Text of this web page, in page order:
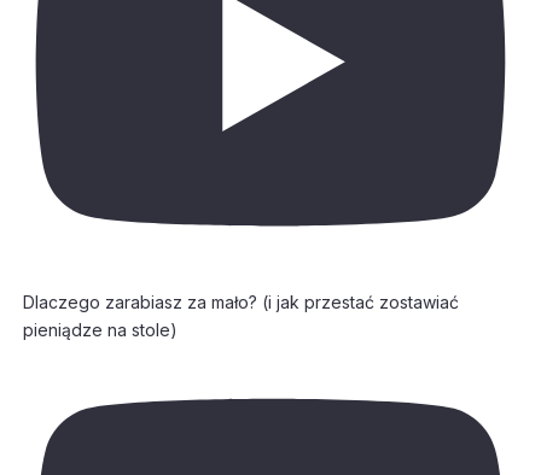
Dlaczego zarabiasz za mało? (i jak przestać zostawiać
pieniądze na stole)